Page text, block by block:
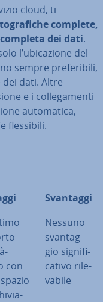
cloud, ti
complete,
dei dati.
l’ubi­ca­zio­ne del
sempre pre­fe­ri­bi­li,
dati. Altre
e i col­le­ga­men­ti
au­to­ma­ti­ca,
fles­si­bi­li.
Svantaggi
con
Nessuno
svan­tag­
gio si­gni­fi­
ca­ti­vo ri­le­
va­bi­le